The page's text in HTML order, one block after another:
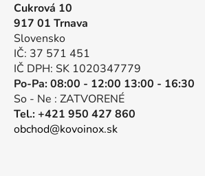
Cukrová 10
917 01 Trnava
Slovensko
IČ: 37 571 451
IČ DPH: SK 1020347779
Po-Pa: 08:00 - 12:00 13:00 - 16:30
So - Ne : ZATVORENÉ
Tel.: +421 950 427 860
obchod@kovoinox.sk